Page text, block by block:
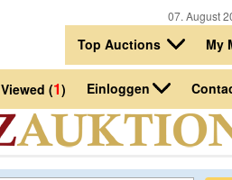
07. August
Top Auctions My
Viewed (1) Einloggen